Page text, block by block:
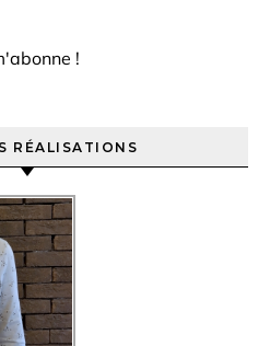
RÉALISATIONS